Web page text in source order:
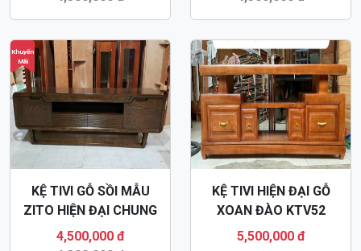
Khuyến
KỆ TIVI GỖ SỒI MẪU
CƯ KTV30
4,500,000 đ
KỆ TIVI HIỆN ĐẠI GỖ
5,500,000 đ